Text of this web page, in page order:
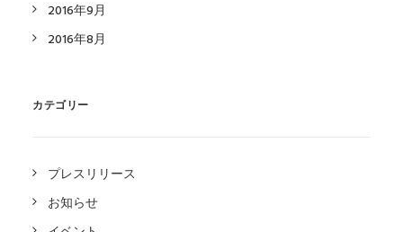
2016年9月
2016年8月
カテゴリー
プレスリリース
お知らせ